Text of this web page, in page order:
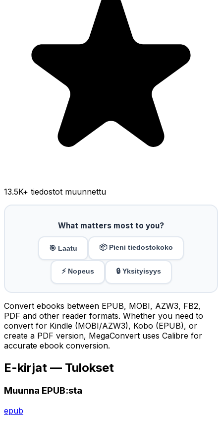
13.5K+ tiedostot muunnettu
What matters most to you?
🎯 Laatu 📦 Pieni tiedostokoko
⚡ Nopeus 🔒 Yksityisyys
Convert ebooks between EPUB, MOBI, AZW3, FB2,
PDF and other reader formats. Whether you need to
convert for Kindle (MOBI/AZW3), Kobo (EPUB), or
create a PDF version, MegaConvert uses Calibre for
accurate ebook conversion.
E-kirjat — Tulokset
Muunna EPUB:sta
epub